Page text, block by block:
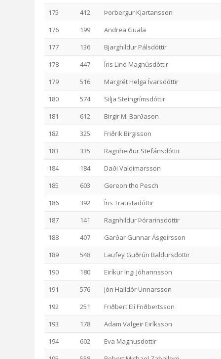
175
412
Þorbergur Kjartansson
176
199
Andrea Guala
177
136
Bjarghildur Pálsdóttir
178
447
Íris Lind Magnúsdóttir
179
516
Margrét Helga Ívarsdóttir
180
574
Silja Steingrímsdóttir
181
612
Birgir M. Barðason
182
325
Friðrik Birgisson
183
335
Ragnheiður Stefánsdóttir
184
184
Daði Valdimarsson
185
603
Gereon tho Pesch
186
392
Íris Traustadóttir
187
141
Ragnhildur Þórarinsdóttir
188
407
Garðar Gunnar Ásgeirsson
189
548
Laufey Guðrún Baldursdottir
190
180
Eiríkur Ingi Jóhannsson
191
576
Jón Halldór Unnarsson
192
251
Friðbert Elí Friðbertsson
193
178
Adam Valgeir Eiríksson
194
602
Eva Magnusdottir